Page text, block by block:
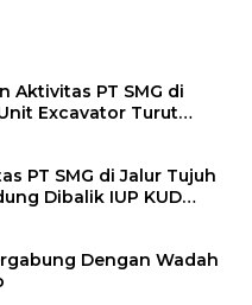
Aktivitas PT SMG di
Excavator Turut
PT SMG di Jalur Tujuh
Dibalik IUP KUD
Dengan Wadah